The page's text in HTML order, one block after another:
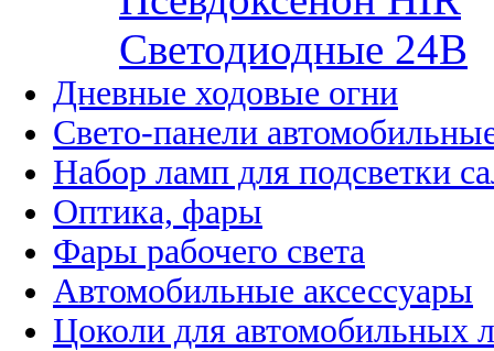
Cветодиодные 24B
Дневные ходовые огни
Свето-панели
Набор ламп для подсветки
Оптика, фары
Фары рабочего света
Автомобильные аксессуары
Цоколи для автомобильных